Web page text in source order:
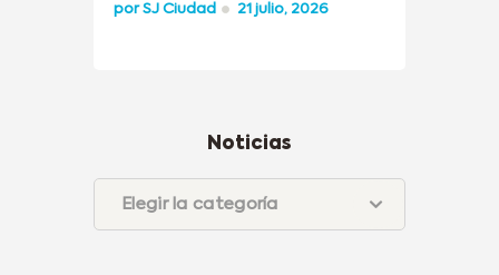
porSJ Ciudad 21 julio, 2026
Noticias